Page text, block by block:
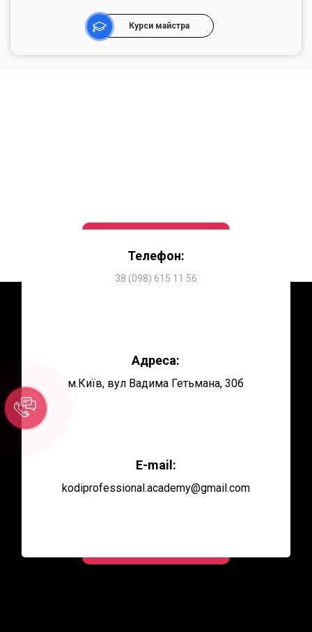
Курси майстра
Телефон:
38 (098) 615 11 56
Адреса:
м.Київ, вул Вадима Гетьмана, 30б
E-mail:
kodiprofessional.academy@gmail.com